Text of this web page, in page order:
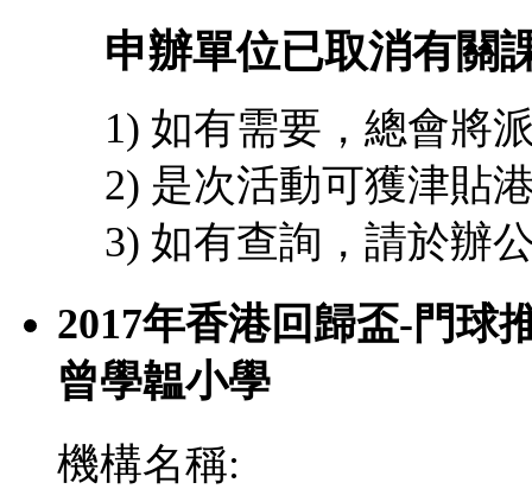
申辦單位已取消有關
1) 如有需要，總會將
2) 是次活動可獲津貼
3) 如有查詢，請於辦
2017年香港回歸盃-門球
曾學韞小學
機構名稱: